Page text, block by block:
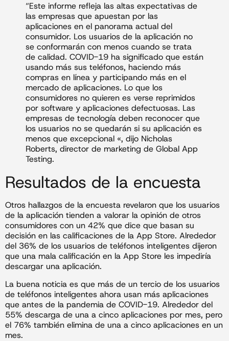
“Este informe refleja las altas expectativas de
las empresas que apuestan por las
aplicaciones en el panorama actual del
consumidor. Los usuarios de la aplicación no
se conformarán con menos cuando se trata
de calidad. COVID-19 ha significado que están
usando más sus teléfonos, haciendo más
compras en línea y participando más en el
mercado de aplicaciones. Lo que los
consumidores no quieren es verse reprimidos
por software y aplicaciones defectuosas. Las
empresas de tecnología deben reconocer que
los usuarios no se quedarán si su aplicación es
menos que excepcional «, dijo Nicholas
Roberts, director de marketing de Global App
Testing.
Resultados de la encuesta
Otros hallazgos de la encuesta revelaron que los usuarios
de la aplicación tienden a valorar la opinión de otros
consumidores con un 42% que dice que basan su
decisión en las calificaciones de la App Store. Alrededor
del 36% de los usuarios de teléfonos inteligentes dijeron
que una mala calificación en la App Store les impediría
descargar una aplicación.
La buena noticia es que más de un tercio de los usuarios
de teléfonos inteligentes ahora usan más aplicaciones
que antes de la pandemia de COVID-19. Alrededor del
55% descarga de una a cinco aplicaciones por mes, pero
el 76% también elimina de una a cinco aplicaciones en un
mes.